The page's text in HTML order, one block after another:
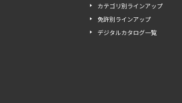
カテゴリ別ラインアップ
免許別ラインアップ
デジタルカタログ一覧